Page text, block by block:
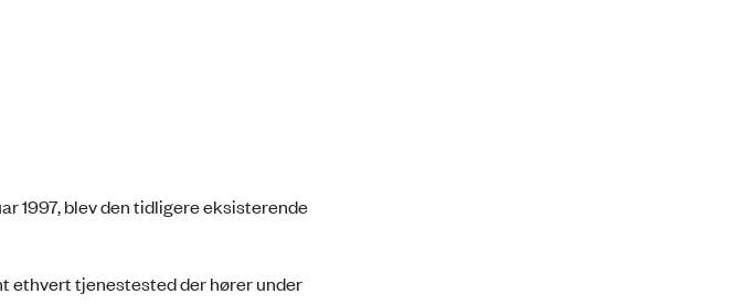
1997, blev den tidligere eksisterende
ethvert tjenestested der hører under